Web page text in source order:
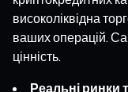
високоліквідна
ваших операцій.
цінність.
Реальні ринки